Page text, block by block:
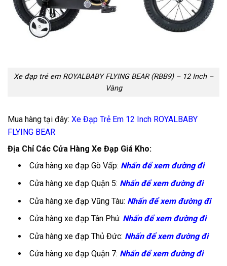
Xe đạp trẻ em ROYALBABY FLYING BEAR (RBB9) – 12 Inch –
Vàng
Mua hàng tại đây: Xe Đạp Trẻ Em 12 Inch ROYALBABY
FLYING BEAR
Địa Chỉ Các Cửa Hàng Xe Đạp Giá Kho:
Cửa hàng xe đạp Gò Vấp: Nhấn để xem đường đi
Cửa hàng xe đạp Quận 5: Nhấn để xem đường đi
Cửa hàng xe đạp Vũng Tàu: Nhấn để xem đường đi
Cửa hàng xe đạp Tân Phú: Nhấn để xem đường đi
Cửa hàng xe đạp Thủ Đức: Nhấn để xem đường đi
Cửa hàng xe đạp Quận 7: Nhấn để xem đường đi